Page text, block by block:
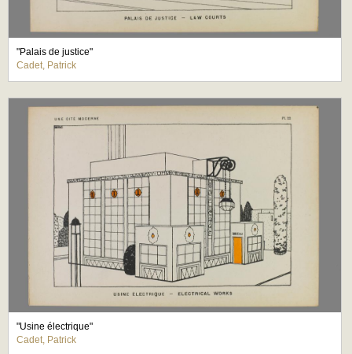
"Palais de justice"
Cadet, Patrick
"Usine électrique"
Cadet, Patrick